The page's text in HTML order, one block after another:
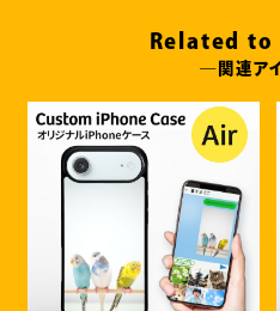
Related
―関連ア